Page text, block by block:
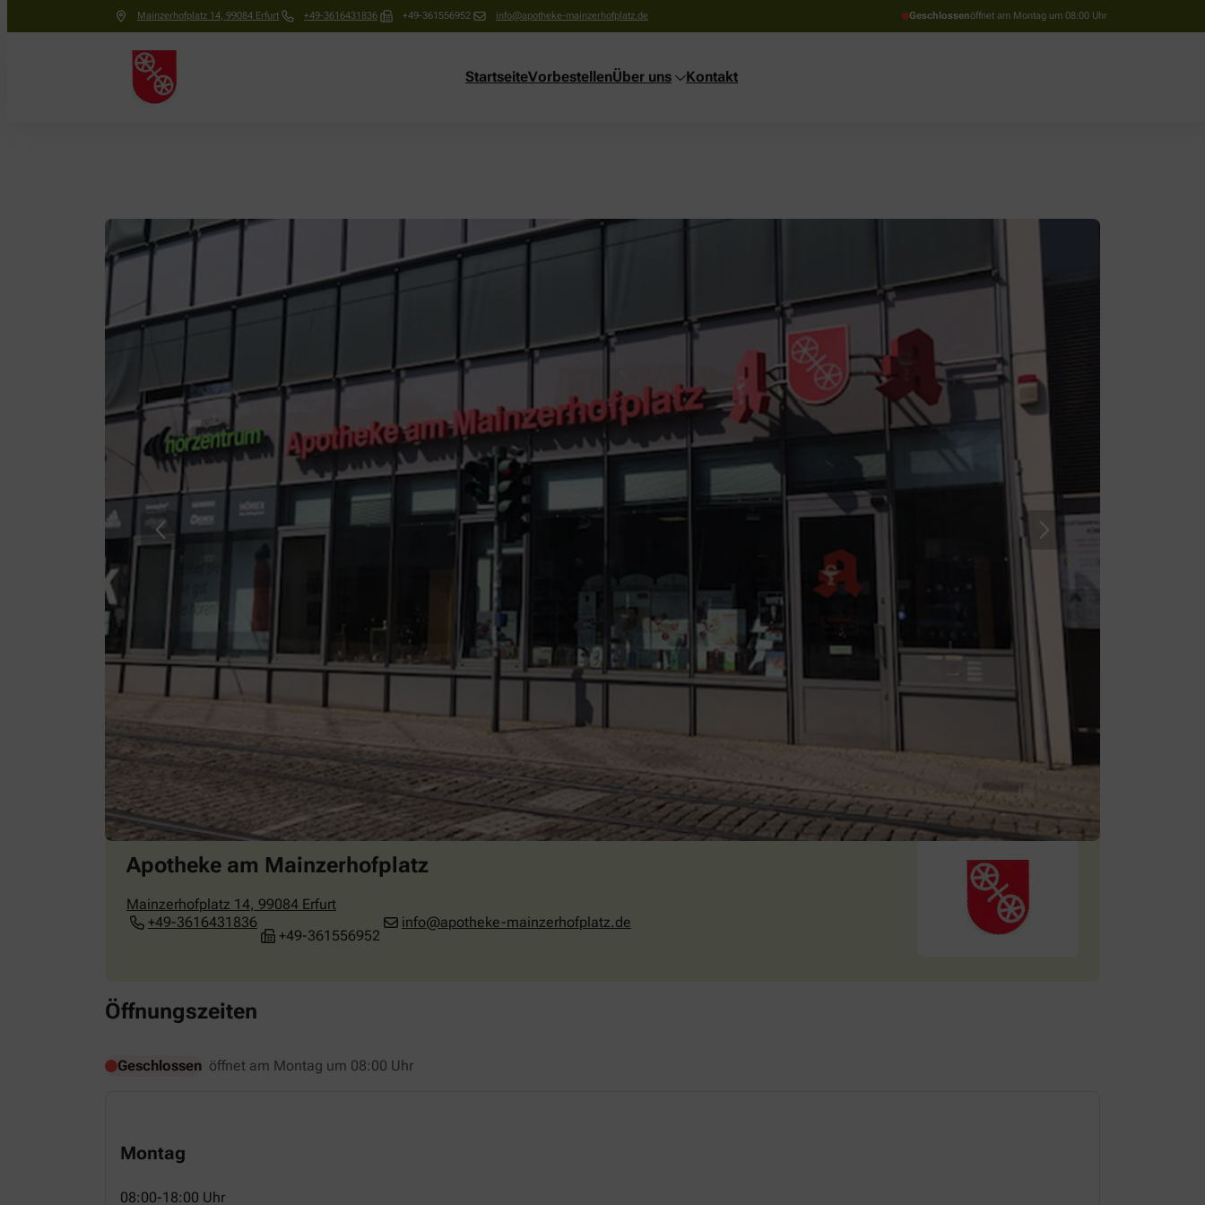
Mainzerhofplatz 14, 99084 Erfurt +49-3616431836 +49-361556952 info@apotheke-mainzerhofplatz.de Geschlossenöffnet am Montag um 08:00 Uhr
StartseiteVorbestellenÜber uns Kontakt
Apotheke am Mainzerhofplatz
Mainzerhofplatz 14, 99084 Erfurt
+49-3616431836
+49-361556952
info@apotheke-mainzerhofplatz.de
Öffnungszeiten
Geschlossen öffnet am Montag um 08:00 Uhr
Montag
08:00-18:00 Uhr